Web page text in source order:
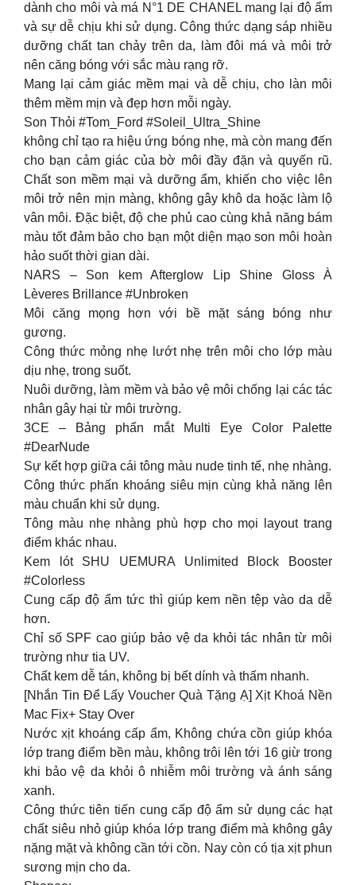
dành cho môi và má N°1 DE CHANEL mang lại độ ẩm
và sự dễ chịu khi sử dụng. Công thức dạng sáp nhiều
dưỡng chất tan chảy trên da, làm đôi má và môi trở
nên căng bóng với sắc màu rạng rỡ.
Mang lại cảm giác mềm mại và dễ chịu, cho làn môi
thêm mềm mịn và đẹp hơn mỗi ngày.
Son Thỏi #Tom_Ford #Soleil_Ultra_Shine
không chỉ tạo ra hiệu ứng bóng nhẹ, mà còn mang đến
cho bạn cảm giác của bờ môi đầy đặn và quyến rũ.
Chất son mềm mại và dưỡng ẩm, khiến cho việc lên
môi trở nên mịn màng, không gây khô da hoặc làm lộ
vân môi. Đặc biệt, độ che phủ cao cùng khả năng bám
màu tốt đảm bảo cho bạn một diện mạo son môi hoàn
hảo suốt thời gian dài.
NARS – Son kem Afterglow Lip Shine Gloss À
Lèveres Brillance #Unbroken
Môi căng mọng hơn với bề mặt sáng bóng như
gương.
Công thức mỏng nhẹ lướt nhẹ trên môi cho lớp màu
dịu nhẹ, trong suốt.
Nuôi dưỡng, làm mềm và bảo vệ môi chống lại các tác
nhân gây hại từ môi trường.
3CE – Bảng phấn mắt Multi Eye Color Palette
#DearNude
Sự kết hợp giữa cái tông màu nude tinh tế, nhẹ nhàng.
Công thức phấn khoáng siêu mịn cùng khả năng lên
màu chuẩn khi sử dụng.
Tông màu nhẹ nhàng phù hợp cho mọi layout trang
điểm khác nhau.
Kem lót SHU UEMURA Unlimited Block Booster
#Colorless
Cung cấp độ ẩm tức thì giúp kem nền tệp vào da dễ
hơn.
Chỉ số SPF cao giúp bảo vệ da khỏi tác nhân từ môi
trường như tia UV.
Chất kem dễ tán, không bị bết dính và thấm nhanh.
[Nhắn Tin Để Lấy Voucher Quà Tặng Ạ] Xịt Khoá Nền
Mac Fix+ Stay Over
Nước xịt khoáng cấp ẩm, Không chứa cồn giúp khóa
lớp trang điểm bền màu, không trôi lên tới 16 giừ trong
khi bảo vệ da khỏi ô nhiễm môi trường và ánh sáng
xanh.
Công thức tiên tiến cung cấp độ ẩm sử dụng các hạt
chất siêu nhỏ giúp khóa lớp trang điểm mà không gây
nặng mặt và không cần tới cồn. Nay còn có tịa xịt phun
sương mịn cho da.